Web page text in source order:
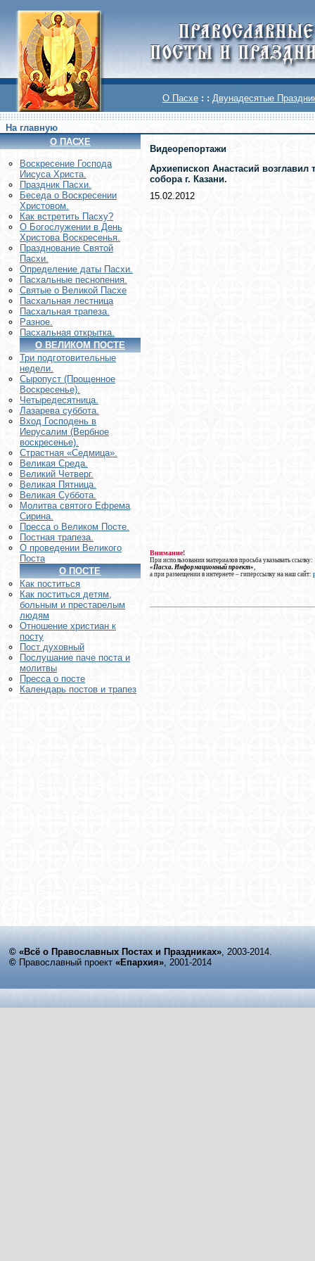
О Пасхе : : Двунадесятые
На главную
О ПАСХЕ
Воскреcение Господа
Иисуса Христа.
Праздник Пасхи.
Беседа о Воскресении
Христовом.
Как встретить Пасху?
О Богослужении в День
Христова Воскресенья.
Празднование Святой
Пасхи.
Определение даты Пасхи.
Пасхальные песнопения.
Святые о Великой Пасхе
Пасхальная лестница
Пасхальная трапеза.
Разное.
Пасхальная открытка.
О ВЕЛИКОМ ПОСТЕ
Три подготовительные
недели.
Сыропуст (Прощенное
Воскресенье).
Четыредесятница.
Лазарева суббота.
Вход Господень в
Иерусалим (Вербное
воскресенье).
Страстная «Седмица».
Великая Среда.
Великий Четверг.
Великая Пятница.
Великая Суббота.
Молитва святого Ефрема
Сирина.
Пресса о Великом Посте.
Постная трапеза.
О проведении Великого
Поста
О ПОСТЕ
Как поститься
Как поститься детям,
больным и престарелым
людям
Отношение христиан к
посту
Пост духовный
Послушание паче поста и
молитвы
Пресса о посте
Календарь постов и трапез
Видеорепортажи
Архиепископ Анастасий
собора г. Казани.
15.02.2012
Внимание!
При использовании материалов просьба указывать ссылку:
«Пасха. Информационный проект»
а при размещении в интернете – гиперссылку на наш сайт:
© «Всё о Православных Постах и Праздниках», 2003-2014.
© Православный проект «Епархия», 2001-2014